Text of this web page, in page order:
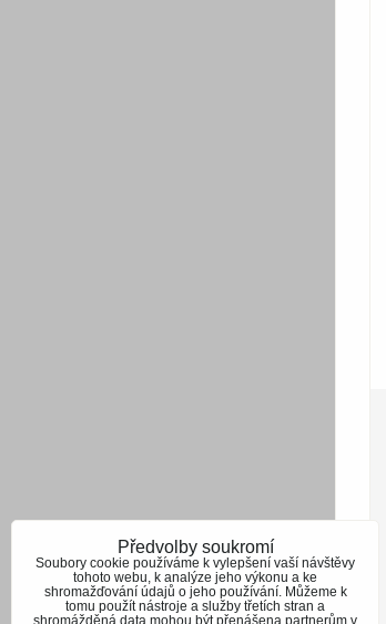
Předvolby soukromí
Soubory cookie používáme k vylepšení vaší návštěvy
tohoto webu, k analýze jeho výkonu a ke
shromažďování údajů o jeho používání. Můžeme k
tomu použít nástroje a služby třetích stran a
shromážděná data mohou být přenášena partnerům v